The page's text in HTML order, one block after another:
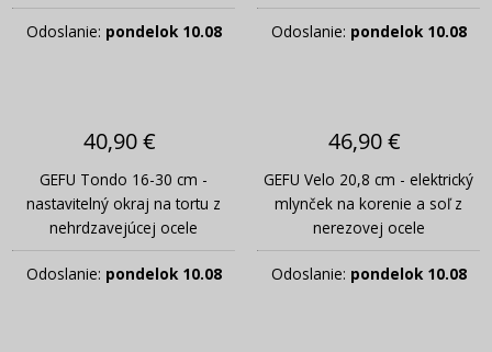
Odoslanie: pondelok 10.08 Odoslanie: pondelok 10.08
40,90 €
GEFU Tondo 16-30 cm -
nastavitelný okraj na tortu z
nehrdzavejúcej ocele
Odoslanie: pondelok 10.08
46,90 €
GEFU Velo 20,8 cm - elektrický
mlynček na korenie a soľ z
nerezovej ocele
Odoslanie: pondelok 10.08